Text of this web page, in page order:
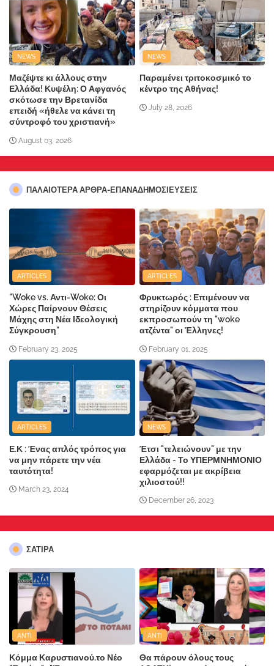
NEWS
Μαζέψτε κι άλλους στην
Ελλάδα! Κυψέλη: Ο Αφγανός
σκότωσε την Βρετανίδα
επειδή «ήθελε να κάνει τη
σύντροφό του χριστιανή»
August 03, 2026
NEWS
Παραμένει τριτοκοσμικό το
κέντρο της Αθήνας!
July 28, 2026
ΠΑΛΑΙΟΤΕΡΑ ΑΡΘΡΑ-ΕΠΑΝΑΔΗΜΟΣΙΕΥΣΕΙΣ
ARTICLES
"Woke vs. Αντι-Woke: Οι
Χώρες Παίρνουν Θέσεις
Μάχης στη Νέα Ιδεολογική
Σύγκρουση"
February 23, 2025
ARTICLES
Φρυκτωρός : Επιμένουν να
στηρίζουν κόμματα που
εκπροσωπούν τη "woke
ατζέντα" οι Έλληνες!
February 01, 2025
ARTICLES
Ε.Κ : Ένας απλός τρόπος για
να μην πάρετε την νέα
ταυτότητα!
March 23, 2024
NEWS
Έτσι "τελειώνουν" με την
Ελλάδα - Το ΥΠΕΡΜΝΗΜΟΝΙΟ
εφαρμόζεται με ακρίβεια
χιλιοστού!!
December 26, 2023
ΣΑΤΙΡΑ
ANTI
Κόμμα Καρυστιανού,το Νέο
ANTI
Θα πάρουν όλους τους